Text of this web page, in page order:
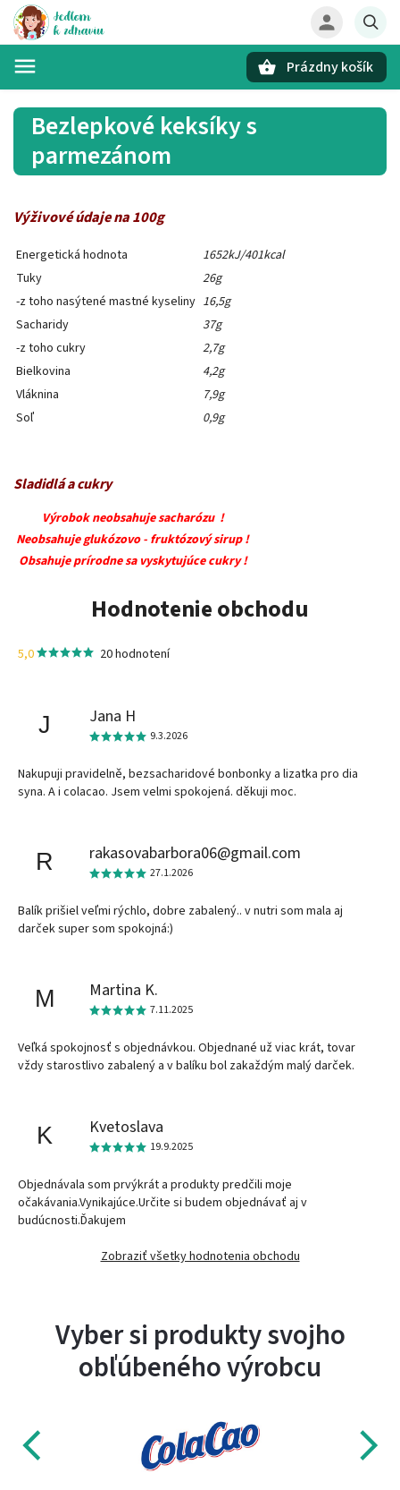
Prázdny košík
Bezlepkové keksíky s
parmezánom
Výživové údaje na 100g
Energetická hodnota
1652kJ/401kcal
Tuky
26g
-z toho nasýtené mastné kyseliny 16,5g
Sacharidy
37g
-z toho cukry
2,7g
Bielkovina
4,2g
Vláknina
7,9g
Soľ
0,9g
Sladidlá a cukry
Výrobok neobsahuje sacharózu !
Neobsahuje glukózovo - fruktózový sirup !
Obsahuje prírodne sa vyskytujúce cukry !
Hodnotenie obchodu
5,0 20 hodnotení
J Jana H
9.3.2026
Nakupuji pravidelně, bezsacharidové bonbonky a lizatka pro dia
syna. A i colacao. Jsem velmi spokojená. děkuji moc.
R rakasovabarbora06@gmail.com
27.1.2026
Balík prišiel veľmi rýchlo, dobre zabalený.. v nutri som mala aj
darček super som spokojná:)
M Martina K.
7.11.2025
Veľká spokojnosť s objednávkou. Objednané už viac krát, tovar
vždy starostlivo zabalený a v balíku bol zakaždým malý darček.
K Kvetoslava
19.9.2025
Objednávala som prvýkrát a produkty predčili moje
očakávania.Vynikajúce.Určite si budem objednávať aj v
budúcnosti.Ďakujem
Zobraziť všetky hodnotenia obchodu
Vyber si produkty svojho
obľúbeného výrobcu